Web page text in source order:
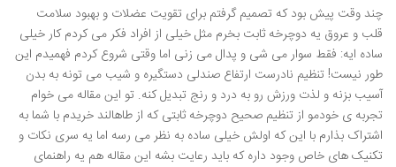
چند وقت پیش بود که تصمیم گرفتم برای تقویت عضلات و بهبود سلامت
قلب و عروق یه دوچرخه ثابت بخرم مثل خیلی از افراد فکر می کردم کار خیلی
ساده ایه: فقط سوار می شی و پدال می زنی اما وقتی شروع کردم فهمیدم این
طور نیست! تنظیم نادرست ارتفاع صندلی دستگیره و شیب می تونه به بدن
آسیب بزنه و لذت ورزش رو به درد و رنج تبدیل کنه. تو این مقاله می خوام
تجربه ی خودمو از تنظیم صحیح دوچرخه ثابتی که از طاهالند خریدم با شما به
اشتراک بذارم با این که اولش خیلی ساده به نظر می رسه اما یه سری نکات و
تکنیک های خاص وجود داره که باید رعایت بشه این مقاله هم یه راهنمای